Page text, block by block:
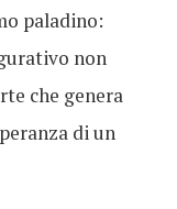
paladino:
non
che genera
di un